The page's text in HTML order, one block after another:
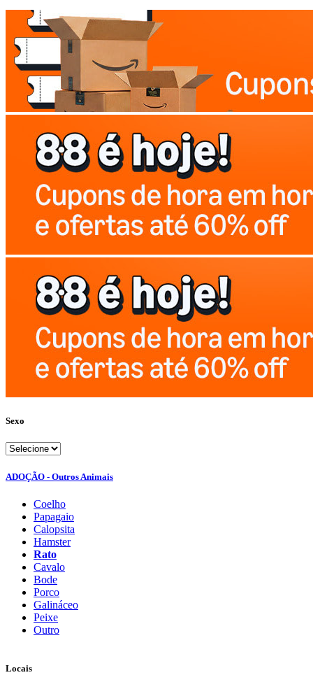
Sexo
ADOÇÃO - Outros Animais
Coelho
Papagaio
Calopsita
Hamster
Rato
Cavalo
Bode
Porco
Galináceo
Peixe
Outro
Locais